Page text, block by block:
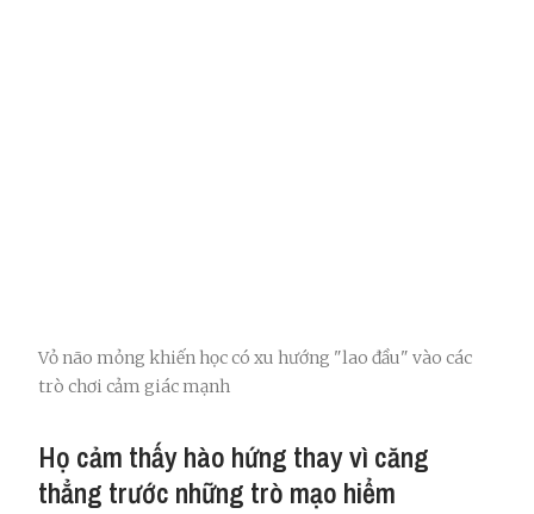
Vỏ não mỏng khiến học có xu hướng "lao đầu" vào các
trò chơi cảm giác mạnh
Họ cảm thấy hào hứng thay vì căng
thẳng trước những trò mạo hiểm